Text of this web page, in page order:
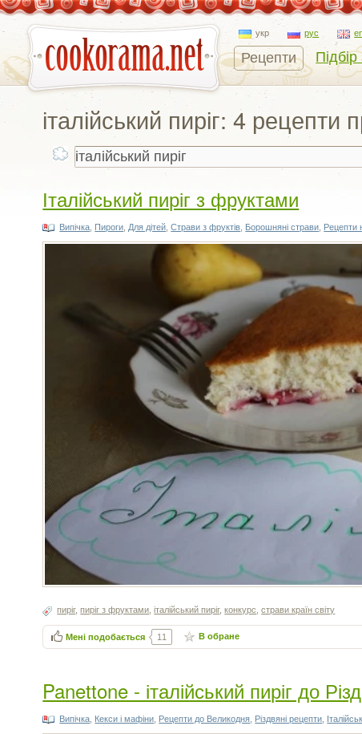
укр рус
Рецепти Підбір
італійський пиріг: 4 рецепти
Італійський пиріг з фруктами
Випічка Пироги Для дітей ,Страви з фруктів Борошняні страви Рецепти
пиріг,пиріг з фруктами ,італійський пиріг,конкурс ,страви країн світу
Мені подобається 11 В обране
Panettone - італійський пиріг до
Випічка Кекси і мафіни Рецепти до Великодня Різдвяні рецепти